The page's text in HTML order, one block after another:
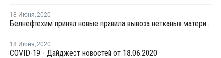
18 Июня, 2020
Белнефтехим принял новые правила вывоза нетканых материалов
18 Июня, 2020
COVID-19 - Дайджест новостей от 18.06.2020